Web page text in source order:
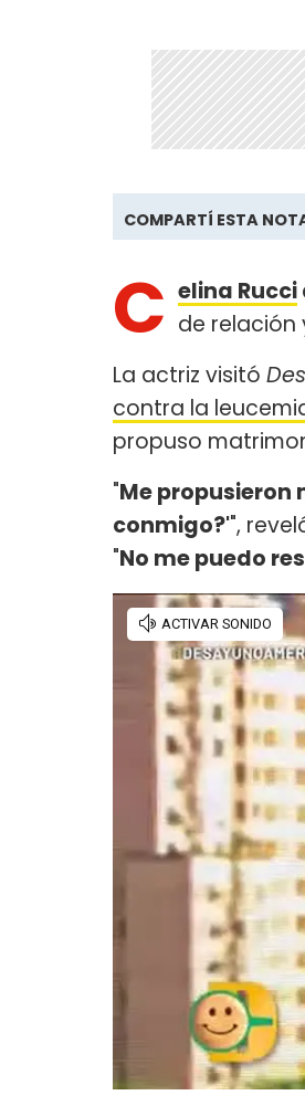
COMPARTÍ ESTA
C elina Rucci
de
La actriz visitó
contra la
propuso
"Me propusieron
conmigo?'",
"No me puedo